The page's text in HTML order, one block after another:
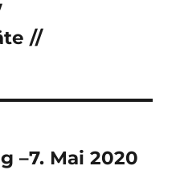
//
–7. Mai 2020